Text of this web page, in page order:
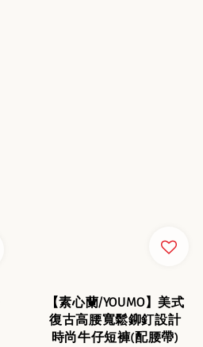
【素心蘭/YOUMO】美式
復古高腰寬鬆鉚釘設計
時尚牛仔短褲(配腰帶)